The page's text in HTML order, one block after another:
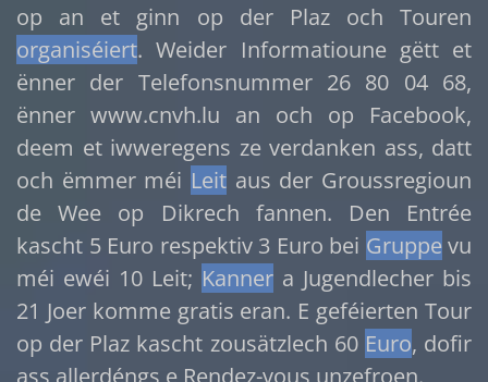
op an et ginn op der Plaz och Touren
organiséiert. Weider Informatioune gëtt et
ënner der Telefonsnummer 26 80 04 68,
ënner www.cnvh.lu an och op Facebook,
deem et iwweregens ze verdanken ass, datt
och ëmmer méi Leit aus der Groussregioun
de Wee op Dikrech fannen. Den Entrée
kascht 5 Euro respektiv 3 Euro bei Gruppe vu
méi ewéi 10 Leit; Kanner a Jugendlecher bis
21 Joer komme gratis eran. E geféierten Tour
op der Plaz kascht zousätzlech 60 Euro, dofir
ass allerdéngs e Rendez-vous unzefroen.